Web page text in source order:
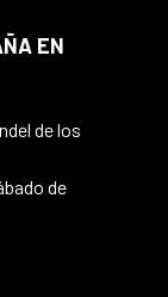
EN
de los
de